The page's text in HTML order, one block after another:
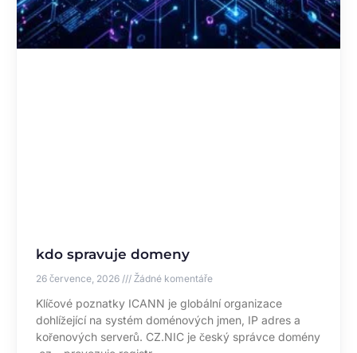
kdo spravuje domeny
26 července, 2026 Žádné komentáře
Klíčové poznatky ICANN je globální organizace
dohlížející na systém doménových jmen, IP adres a
kořenových serverů. CZ.NIC je český správce domény